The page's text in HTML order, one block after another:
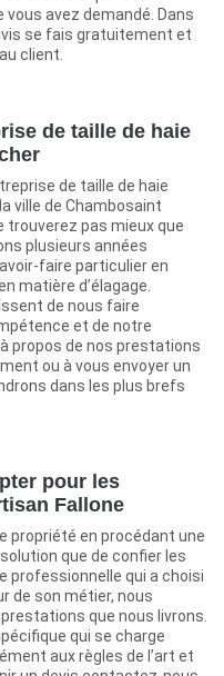
avez demandé. Dans
se fais gratuitement et
client.
de taille de haie
de taille de haie
ville de Chambosaint
trouverez pas mieux que
plusieurs années
faire particulier en
matière d’élagage.
de nous faire
et de notre
propos de nos prestations
ou à vous envoyer un
dans les plus brefs
pour les
Fallone
propriété en procédant une
que de confier les
professionnelle qui a choisi
de son métier, nous
que nous livrons.
qui se charge
aux règles de l’art et